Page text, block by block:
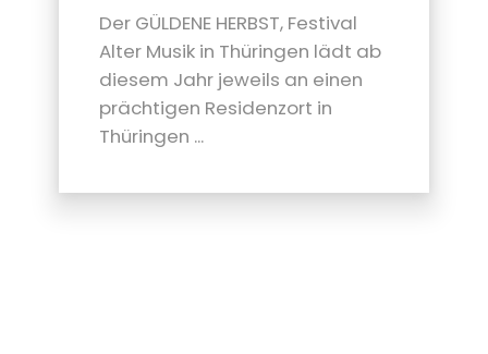
Der GÜLDENE HERBST, Festival
Alter Musik in Thüringen lädt ab
diesem Jahr jeweils an einen
prächtigen Residenzort in
Thüringen ...